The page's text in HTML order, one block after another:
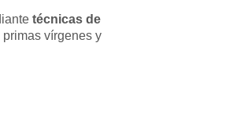
técnicas de
vírgenes y